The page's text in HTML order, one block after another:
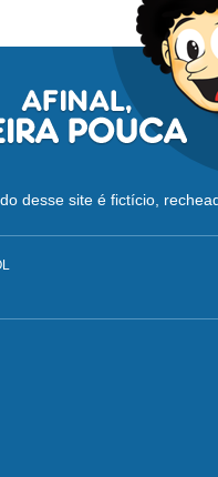
desse site é fictício,